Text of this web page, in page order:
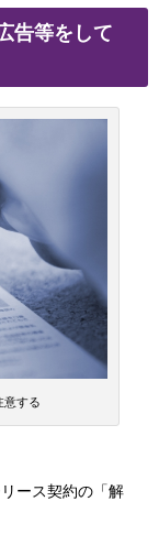
告等をして
意する
ース契約の「解